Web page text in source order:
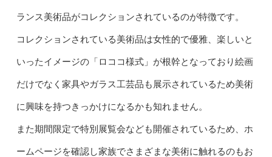
ランス美術品がコレクションされているのが特徴です。
コレクションされている美術品は女性的で優雅、楽しいと
いったイメージの「ロココ様式」が根幹となっており絵画
だけでなく家具やガラス工芸品も展示されているため美術
に興味を持つきっかけになるかも知れません。
また期間限定で特別展覧会なども開催されているため、ホ
ームページを確認し家族でさまざまな美術に触れるのもお